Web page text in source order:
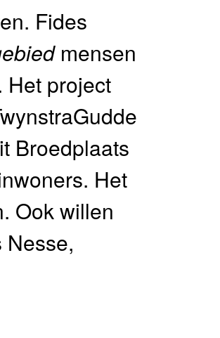
Fides
mensen
Het project
Broedplaats
Het
Ook willen